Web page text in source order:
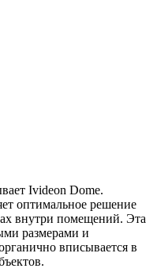
Ivideon Dome.
оптимальное решение
внутри помещений. Эта
размерами и
вписывается в